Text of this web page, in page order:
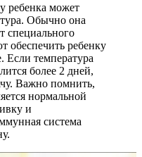
ребенка может
Обычно она
специального
обеспечить ребенку
Если температура
более 2 дней,
Важно помнить,
нормальной
и
система